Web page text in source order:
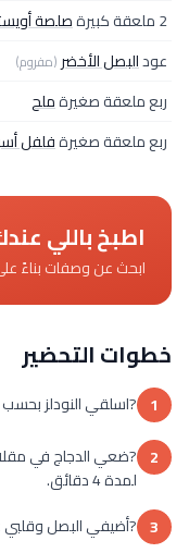
2 ملعقة كبيرة
صلصة
عودالبصل الأخضر (مفروم)
ربع ملعقة صغيرةملح
ربع ملعقة صغيرةفلفل
اطبخ باللي
ابحث عن وصفات بناءً
خطوات التحضير
1 ?اسلقي النودلز بحسب
2 ?ضعي الدجاج في
لمدة 4 دقائق.
3 ?أضيفي البصل وقلبي على